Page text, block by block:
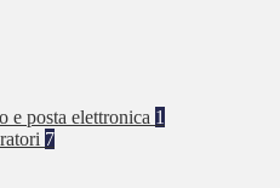
e posta elettronica 1
7